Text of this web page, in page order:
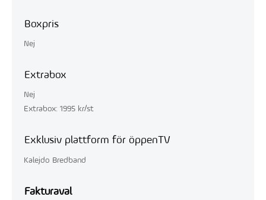
Boxpris
Nej
Extrabox
Nej
Extrabox: 1995 kr/st
Exklusiv plattform för öppenTV
Kalejdo Bredband
Fakturaval